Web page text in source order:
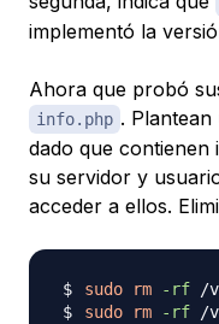
implementó la
Ahora que probó
info.php . Plantean
dado que
su servidor y
acceder a ellos.
sudo rm -rf /
sudo
rm -rf /